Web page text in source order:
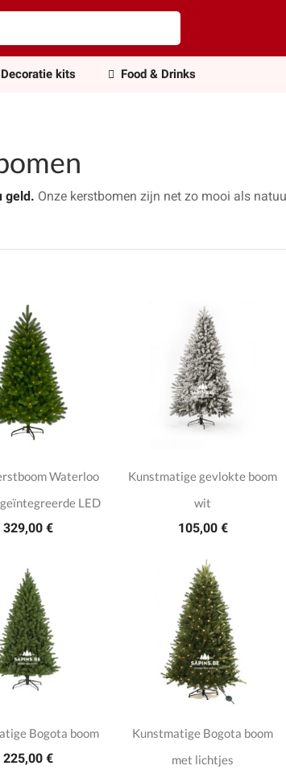
Decoratie kits Food & Drinks
geld. Onze kerstbomen zijn net zo mooi als
Waterloo
LED
329,00 €
Kunstmatige gevlokte boom
wit
105,00 €
Bogota boom
225,00 €
Kunstmatige Bogota boom
met lichtjes